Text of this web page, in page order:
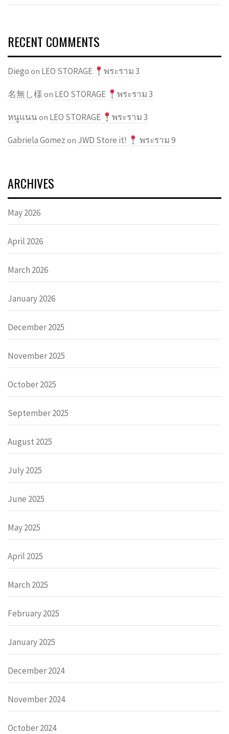
RECENT COMMENTS
Diego on LEO STORAGE พระราม 3
名無し様 on LEO STORAGE พระราม 3
หนูแนน on LEO STORAGE พระราม 3
Gabriela Gomez on JWD Store it! พระราม 9
ARCHIVES
May 2026
April 2026
March 2026
January 2026
December 2025
November 2025
October 2025
September 2025
August 2025
July 2025
June 2025
May 2025
April 2025
March 2025
February 2025
January 2025
December 2024
November 2024
October 2024